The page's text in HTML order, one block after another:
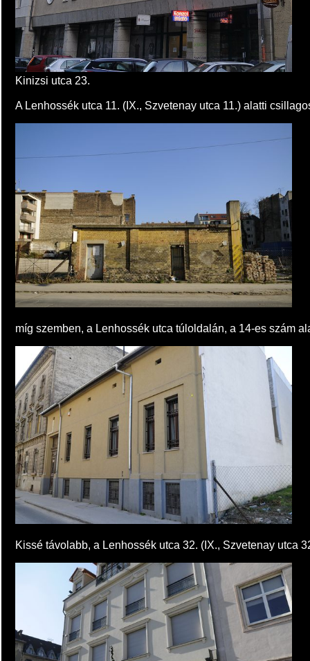
Kinizsi utca 23.
A Lenhossék utca 11. (IX., Szvetenay utca 11.) alatti
míg szemben, a Lenhossék utca túloldalán, a 14-es szám
Kissé távolabb, a Lenhossék utca 32. (IX., Szvetenay utca